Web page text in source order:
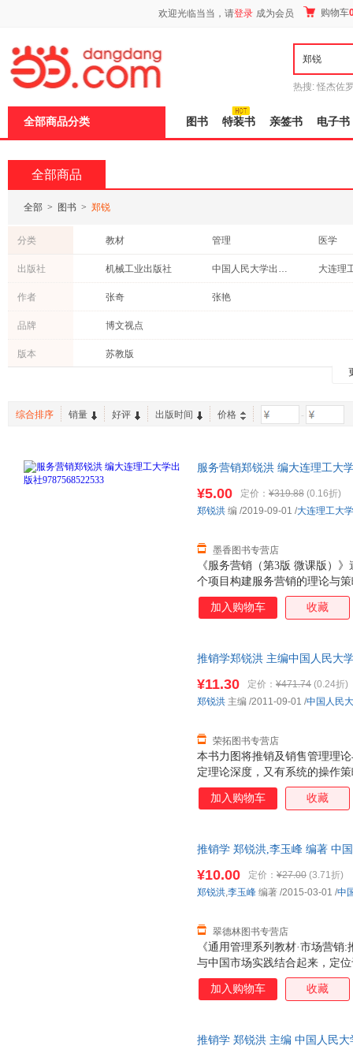
欢迎光临当当，请登录 成为会员 购物车
热搜: 怪杰佐
全部商品分类 图书 特装书 亲签书 电子书
全部商品
全部 > 图书 > 郑锐
分类 教材 管理
医学
童书
考试
艺术
中小学用书
港台圖書
出版社 机械工业出版社
中国人民大学出版社
作者 张奇 张艳
品牌 博文视点
版本
苏教版
综合排序 销量 好评 出版时间 价格 -
服务营销郑锐洪 编大连理工大
《服务营销（第3版 微课版）
个项目构建服务营销的理论与
心概念、服务营销战略、服务
略、服务人员策略、服务过程
¥5.00 定价： ¥319.88 (0.16折)
墨香图书专营店
郑锐洪 编 /2019-09-01 /大连理工大
加入购物车 收藏
推销学郑锐洪 主编中国人民大
本书力图将推销及销售管理理
定理论深度，又有系统的操作
的“工作过程”为导向，以“树
掌握推销过程的步骤、策略与
推销商业伦理理念，讨论了推
案例资料，便于读者理解掌握。
¥11.30 定价： ¥471.74 (0.24折)
荣拓图书专营店
郑锐洪 主编 /2011-09-01 /中国人民
加入购物车 收藏
推销学 郑锐洪,李玉峰 编著 中
《通用管理系列教材·市场营
与中国市场实践结合起来，定
的“好学好用”的教材。
¥10.00 定价： ¥27.00 (3.71折)
翠德林图书专营店
郑锐洪,李玉峰 编著 /2015-03-01 /中
加入购物车 收藏
推销学 郑锐洪 主编 中国人民
页
加